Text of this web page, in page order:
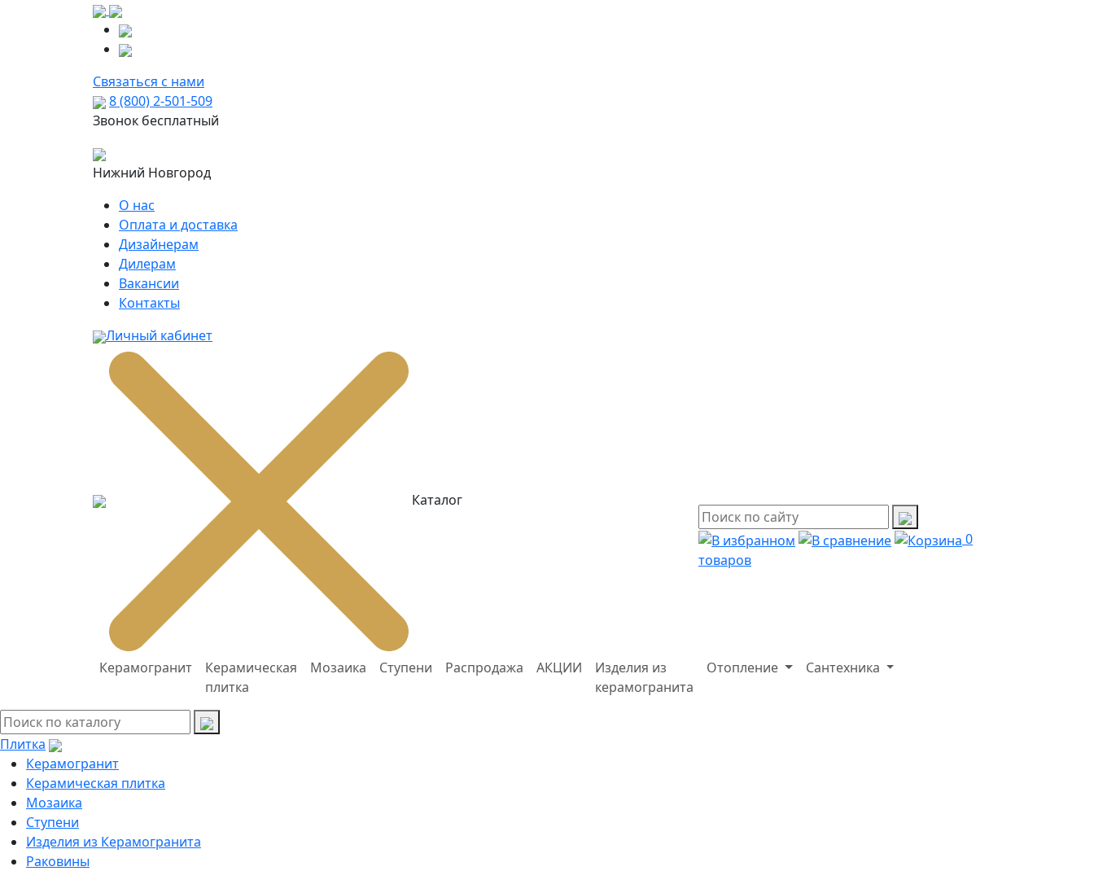
Связаться с нами
8 (800) 2-501-509
Звонок бесплатный
Нижний Новгород
О нас
Оплата и доставка
Дизайнерам
Дилерам
Вакансии
Контакты
Личный кабинет
Каталог
Керамогранит
Керамическая
плитка
Мозаика Ступени Распродажа АКЦИИ
Изделия из
керамогранита
Отопление Сантехника
0
товаров
Плитка
Керамогранит
Керамическая плитка
Мозаика
Ступени
Изделия из Керамогранита
Раковины